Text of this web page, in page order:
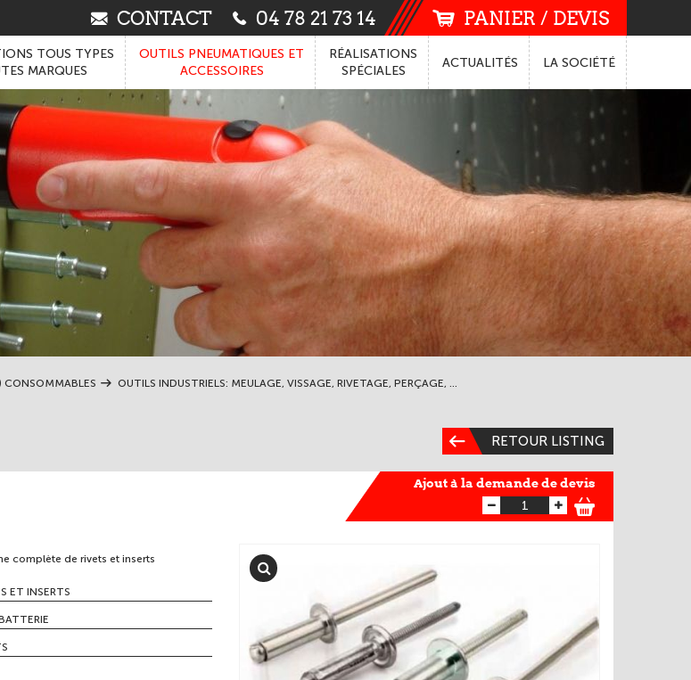
CONTACT 04 78 21 73 14 PANIER / DEVIS
TOUS TYPES
MARQUES
OUTILS PNEUMATIQUES ET
ACCESSOIRES
RÉALISATIONS
SPÉCIALES
ACTUALITÉS LA SOCIÉTÉ
CONSOMMABLES
OUTILS INDUSTRIELS: MEULAGE, VISSAGE, RIVETAGE, PERÇAGE, ...
RETOUR LISTING
Ajout à la demande de devis
complète de rivets et inserts
ET INSERTS